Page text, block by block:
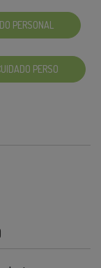
PERSONAL
PERSO